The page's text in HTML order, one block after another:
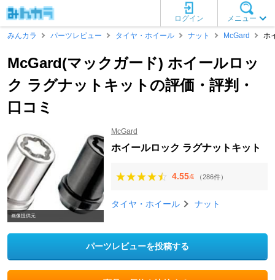
メニュー
ログイン
みんカラ
パーツレビュー タイヤ・ホイール ナット McGard ホ
McGard(マックガード) ホイールロッ
ク ラグナットキットの評価・評判・
口コミ
画像提供元
McGard
ホイールロック ラグナットキット
4.55点 （286件）
タイヤ・ホイール ナット
パーツレビューを投稿する